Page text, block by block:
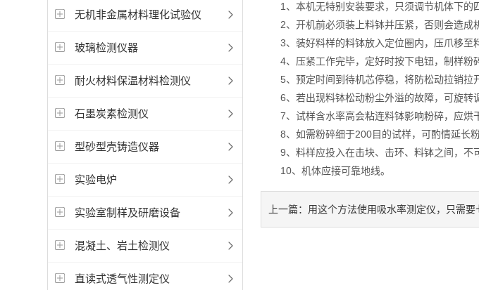
无机非金属材料理化试验仪
玻璃检测仪器
耐火材料保温材料检测仪
石墨炭素检测仪
型砂型壳铸造仪器
实验电炉
实验室制样及研磨设备
混凝土、岩土检测仪
直读式透气性测定仪
1、本机无特别安装要求，只须调节机体下的四
2、开机前必须装上料钵并压紧，否则会造成机
3、装好料样的料钵放入定位圈内，压爪移至
4、压紧工作完毕，定好时按下电钮，制样粉碎
5、预定时间到待机芯停稳，将防松动拉销拉
6、若出现料钵松动粉尘外溢的故障，可旋转调
7、试样含水率高会粘连料钵影响粉碎，应烘干
8、如需粉碎细于200目的试样，可酌情延长粉
9、料样应投入在击块、击环、料钵之间，不可
10、机体应接可靠地线。
上一篇： 用这个方法使用吸水率测定仪，只需要